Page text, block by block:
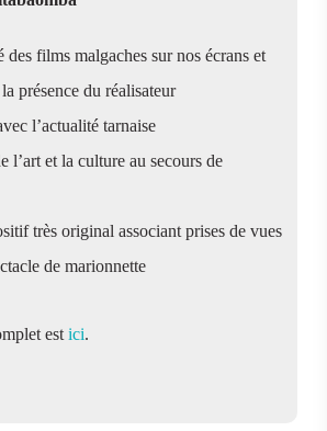
des films malgaches sur nos écrans et
présence du réalisateur
l’actualité tarnaise
l’art et la culture au secours de
très original associant prises de vues
de marionnette
estici.